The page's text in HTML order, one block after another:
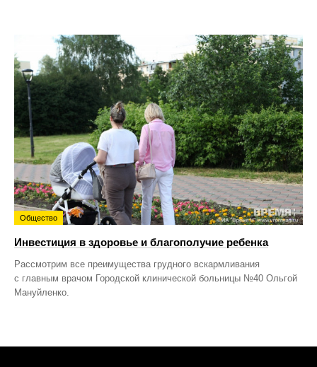
Общество
Инвестиция в здоровье и благополучие ребенка
Рассмотрим все преимущества грудного вскармливания
с главным врачом Городской клинической больницы №40 Ольгой
Мануйленко.